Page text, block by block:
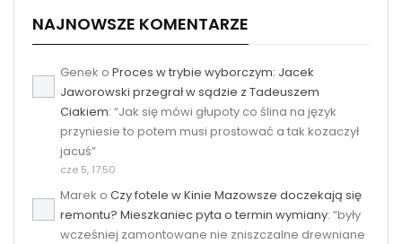
NAJNOWSZE KOMENTARZE
Genek o Proces w trybie wyborczym: Jacek
Jaworowski przegrał w sądzie z Tadeuszem
Ciakiem: “Jak się mówi głupoty co ślina na język
przyniesie to potem musi prostować a tak kozaczył
jacuś”
cze 5, 17:50
Marek o Czy fotele w Kinie Mazowsze doczekają się
remontu? Mieszkaniec pyta o termin wymiany: “były
wcześniej zamontowane nie zniszczalne drewniane